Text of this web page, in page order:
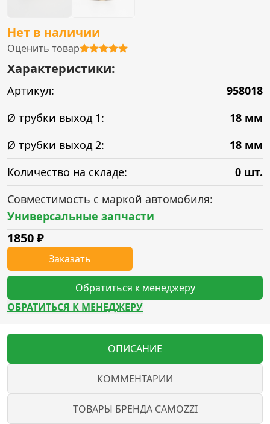
Нет в наличии
Оценить товар
Характеристики:
Артикул:
958018
Ø трубки выход 1:
18 мм
Ø трубки выход 2:
18 мм
Количество на складе:
0 шт.
Совместимость с маркой автомобиля:
Универсальные запчасти
1850₽
Заказать
Обратиться к менеджеру
ОБРАТИТЬСЯ К МЕНЕДЖЕРУ
ОПИСАНИЕ
КОММЕНТАРИИ
ТОВАРЫ БРЕНДА CAMOZZI